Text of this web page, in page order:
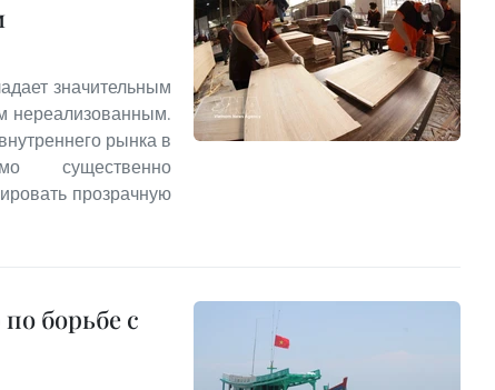
значительным
нереализованным.
рынка в
существенно
прозрачную
борьбе с